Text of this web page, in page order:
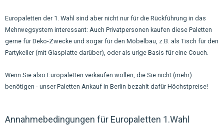
Europaletten der 1. Wahl sind aber nicht nur für die Rückführung in das
Mehrwegsystem interessant: Auch Privatpersonen kaufen diese Paletten
gerne für Deko-Zwecke und sogar für den Möbelbau, z.B. als Tisch für den
Partykeller (mit Glasplatte darüber), oder als urige Basis für eine Couch.
Wenn Sie also Europaletten verkaufen wollen, die Sie nicht (mehr)
benötigen - unser Paletten Ankauf in Berlin bezahlt dafür Höchstpreise!
Annahmebedingungen für Europaletten 1.Wahl